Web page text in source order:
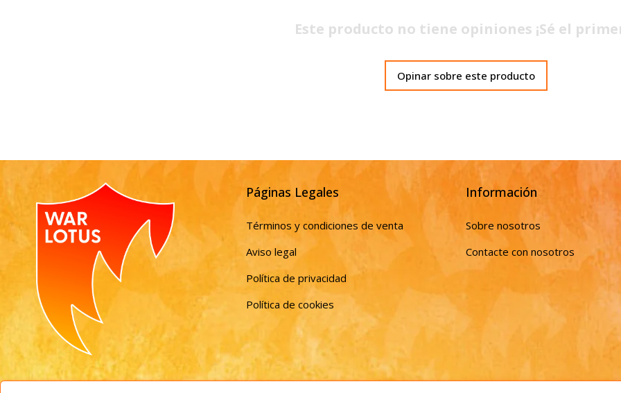
Este producto no tiene opiniones ¡Sé el
Opinar sobre este producto
Páginas Legales
Términos y condiciones de venta
Aviso legal
Política de privacidad
Política de cookies
Información
Sobre nosotros
Contacte con nosotros